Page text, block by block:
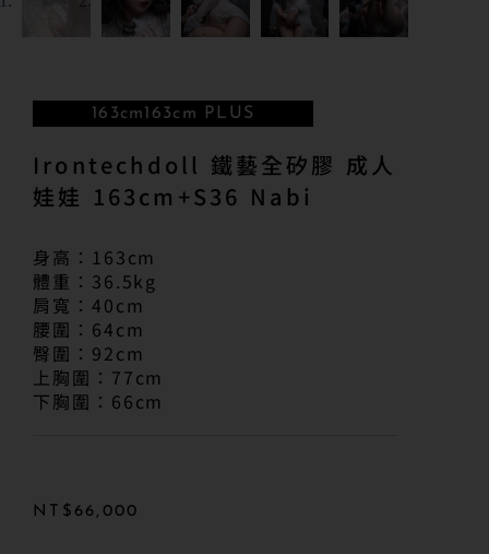
163cm163cm PLUS
Irontechdoll 鐵藝全矽膠 成人
娃娃 163cm+S36 Nabi
身高：163cm
體重：36.5kg
肩寬：40cm
腰圍：64cm
臀圍：92cm
上胸圍：77cm
下胸圍：66cm
NT$ 66,000